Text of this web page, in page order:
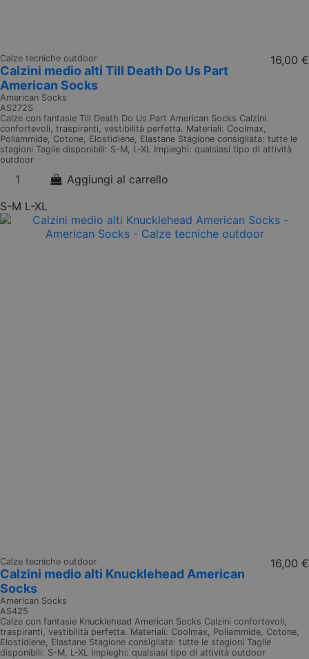
Calze tecniche outdoor
Calzini medio alti Till Death Do Us Part
American Socks
American Socks
AS272S
16,00 €
Calze con fantasie Till Death Do Us Part American Socks Calzini
confortevoli, traspiranti, vestibilità perfetta. Materiali: Coolmax,
Poliammide, Cotone, Elostidiene, Elastane Stagione consigliata: tutte le
stagioni Taglie disponibili: S-M, L-XL Impieghi: qualsiasi tipo di attività
outdoor
Aggiungi al carrello
S-M L-XL
Calze tecniche outdoor
Calzini medio alti Knucklehead American
Socks
American Socks
AS425
16,00 €
Calze con fantasie Knucklehead American Socks Calzini confortevoli,
traspiranti, vestibilità perfetta. Materiali: Coolmax, Poliammide, Cotone,
Elostidiene, Elastane Stagione consigliata: tutte le stagioni Taglie
disponibili: S-M, L-XL Impieghi: qualsiasi tipo di attività outdoor